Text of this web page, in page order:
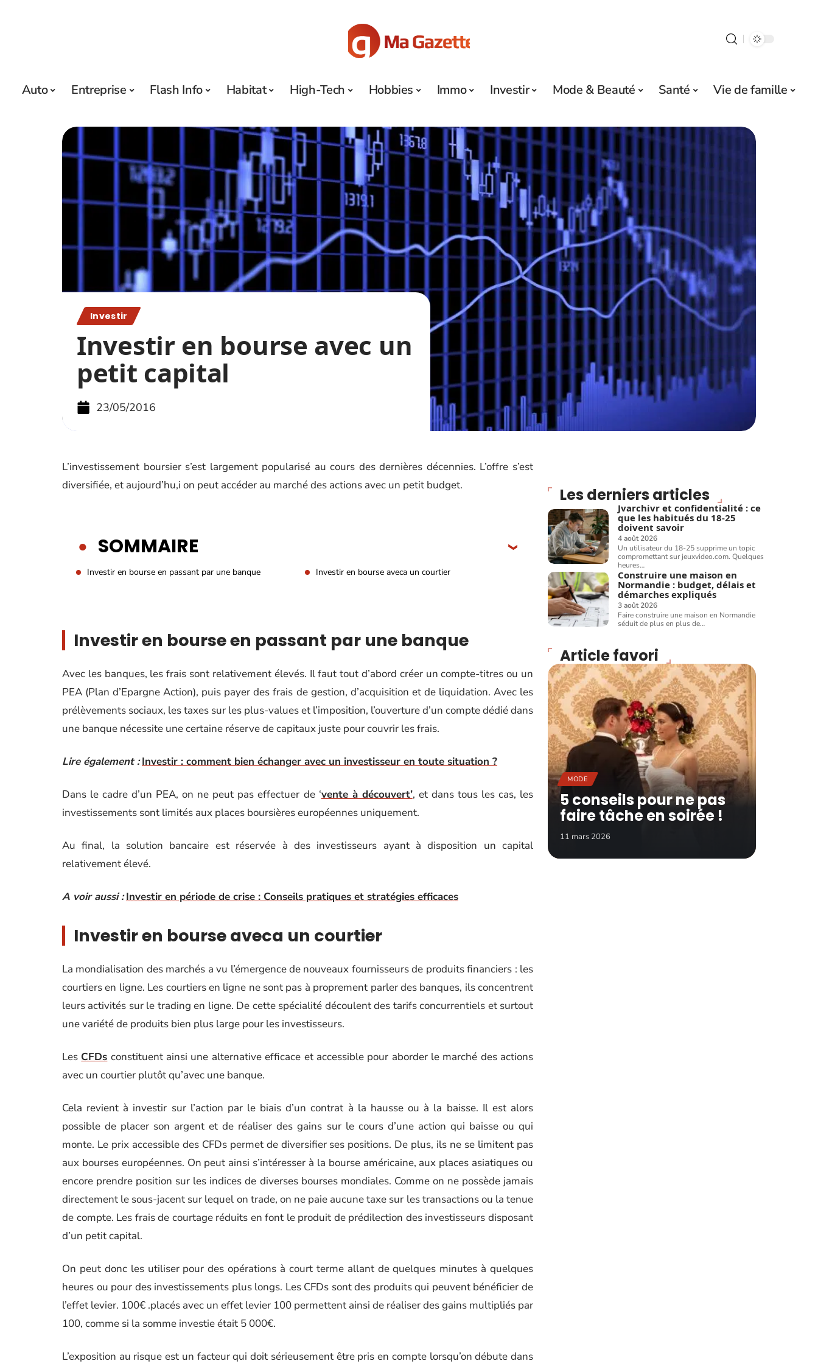
Auto Entreprise Flash Info Habitat High-Tech Hobbies Immo Investir Mode & Beauté Santé Vie de famille
Investir
Investir en bourse avec un
petit capital
23/05/2016
L’investissement boursier s’est largement popularisé au cours des dernières décennies. L’offre s’est
diversifiée, et aujourd’hu,i on peut accéder au marché des actions avec un petit budget.
SOMMAIRE
Investir en bourse en passant par une banque Investir en bourse aveca un courtier
Investir en bourse en passant par une banque
Avec les banques, les frais sont relativement élevés. Il faut tout d’abord créer un compte-titres ou un
PEA (Plan d’Epargne Action), puis payer des frais de gestion, d’acquisition et de liquidation. Avec les
prélèvements sociaux, les taxes sur les plus-values et l’imposition, l’ouverture d’un compte dédié dans
une banque nécessite une certaine réserve de capitaux juste pour couvrir les frais.
Lire également : Investir : comment bien échanger avec un investisseur en toute situation ?
Dans le cadre d’un PEA, on ne peut pas effectuer de ‘vente à découvert’, et dans tous les cas, les
investissements sont limités aux places boursières européennes uniquement.
Au final, la solution bancaire est réservée à des investisseurs ayant à disposition un capital
relativement élevé.
A voir aussi : Investir en période de crise : Conseils pratiques et stratégies efficaces
Investir en bourse aveca un courtier
La mondialisation des marchés a vu l’émergence de nouveaux fournisseurs de produits financiers : les
courtiers en ligne. Les courtiers en ligne ne sont pas à proprement parler des banques, ils concentrent
leurs activités sur le trading en ligne. De cette spécialité découlent des tarifs concurrentiels et surtout
une variété de produits bien plus large pour les investisseurs.
Les CFDs constituent ainsi une alternative efficace et accessible pour aborder le marché des actions
avec un courtier plutôt qu’avec une banque.
Cela revient à investir sur l’action par le biais d’un contrat à la hausse ou à la baisse. Il est alors
possible de placer son argent et de réaliser des gains sur le cours d’une action qui baisse ou qui
monte. Le prix accessible des CFDs permet de diversifier ses positions. De plus, ils ne se limitent pas
aux bourses européennes. On peut ainsi s’intéresser à la bourse américaine, aux places asiatiques ou
encore prendre position sur les indices de diverses bourses mondiales. Comme on ne possède jamais
directement le sous-jacent sur lequel on trade, on ne paie aucune taxe sur les transactions ou la tenue
de compte. Les frais de courtage réduits en font le produit de prédilection des investisseurs disposant
d’un petit capital.
On peut donc les utiliser pour des opérations à court terme allant de quelques minutes à quelques
heures ou pour des investissements plus longs. Les CFDs sont des produits qui peuvent bénéficier de
l’effet levier. 100€ .placés avec un effet levier 100 permettent ainsi de réaliser des gains multipliés par
100, comme si la somme investie était 5 000€.
L’exposition au risque est un facteur qui doit sérieusement être pris en compte lorsqu’on débute dans
Les derniers articles
Jvarchivr et confidentialité : ce
que les habitués du 18-25
doivent savoir
4 août 2026
Un utilisateur du 18-25 supprime un topic
compromettant sur jeuxvideo.com. Quelques
heures…
Construire une maison en
Normandie : budget, délais et
démarches expliqués
3 août 2026
Faire construire une maison en Normandie
séduit de plus en plus de…
Article favori
MODE
5 conseils pour ne pas
faire tâche en soirée !
11 mars 2026